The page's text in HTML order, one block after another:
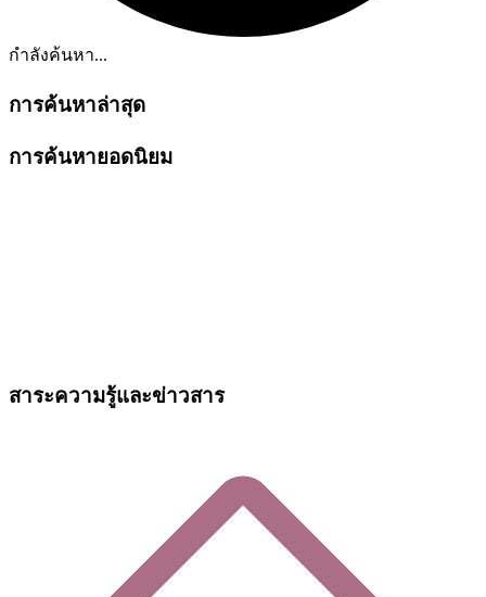
กำลังค้นหา...
การค้นหาล่าสุด
การค้นหายอดนิยม
สาระความรู้และข่าวสาร